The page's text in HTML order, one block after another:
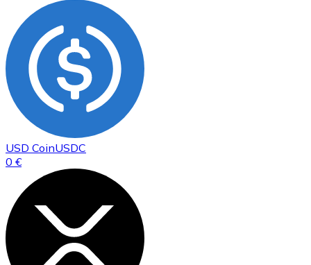
USD CoinUSDC
0 €